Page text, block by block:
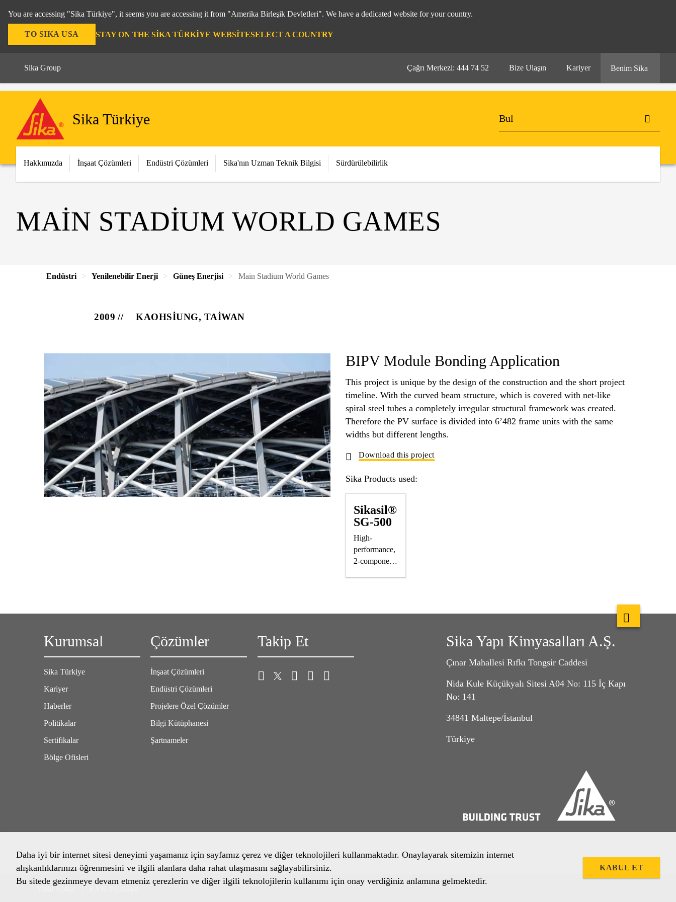
You are accessing "Sika Türkiye", it seems you are accessing it from "Amerika Birleşik Devletleri". We have a dedicated website for your country.
TO SIKA USA STAY ON THE SIKA TÜRKIYE WEBSITESELECT A COUNTRY
Sika Group Çağrı Merkezi: 444 74 52 Bize Ulaşın Kariyer Benim Sika
Sika Türkiye
Hakkımızda İnşaat Çözümleri Endüstri Çözümleri Sika'nın Uzman Teknik Bilgisi Sürdürülebilirlik
MAIN STADIUM WORLD GAMES
Endüstri Yenilenebilir Enerji Güneş Enerjisi Main Stadium World Games
2009 KAOHSIUNG, TAIWAN
BIPV Module Bonding Application
This project is unique by the design of the construction and the short project
timeline. With the curved beam structure, which is covered with net-like
spiral steel tubes a completely irregular structural framework was created.
Therefore the PV surface is divided into 6’482 frame units with the same
widths but different lengths.
Download this project
Sika Products used:
Sikasil®
SG-500
High-
performance,
2-component
Kurumsal
Sika Türkiye
Kariyer
Haberler
Politikalar
Sertifikalar
Bölge Ofisleri
Çözümler
İnşaat Çözümleri
Endüstri Çözümleri
Projelere Özel Çözümler
Bilgi Kütüphanesi
Şartnameler
Takip Et Sika Yapı Kimyasalları A.Ş.
Çınar Mahallesi Rıfkı Tongsir Caddesi
Nida Kule Küçükyalı Sitesi A04 No: 115 İç Kapı
No: 141
34841 Maltepe/İstanbul
Türkiye
Yasal Notlar
Daha iyi bir internet sitesi deneyimi yaşamanız için sayfamız çerez ve diğer teknolojileri kullanmaktadır. Onaylayarak sitemizin internet
alışkanlıklarınızı öğrenmesini ve ilgili alanlara daha rahat ulaşmasını sağlayabilirsiniz.
Bu sitede gezinmeye devam etmeniz çerezlerin ve diğer ilgili teknolojilerin kullanımı için onay verdiğiniz anlamına gelmektedir.
KABUL ET